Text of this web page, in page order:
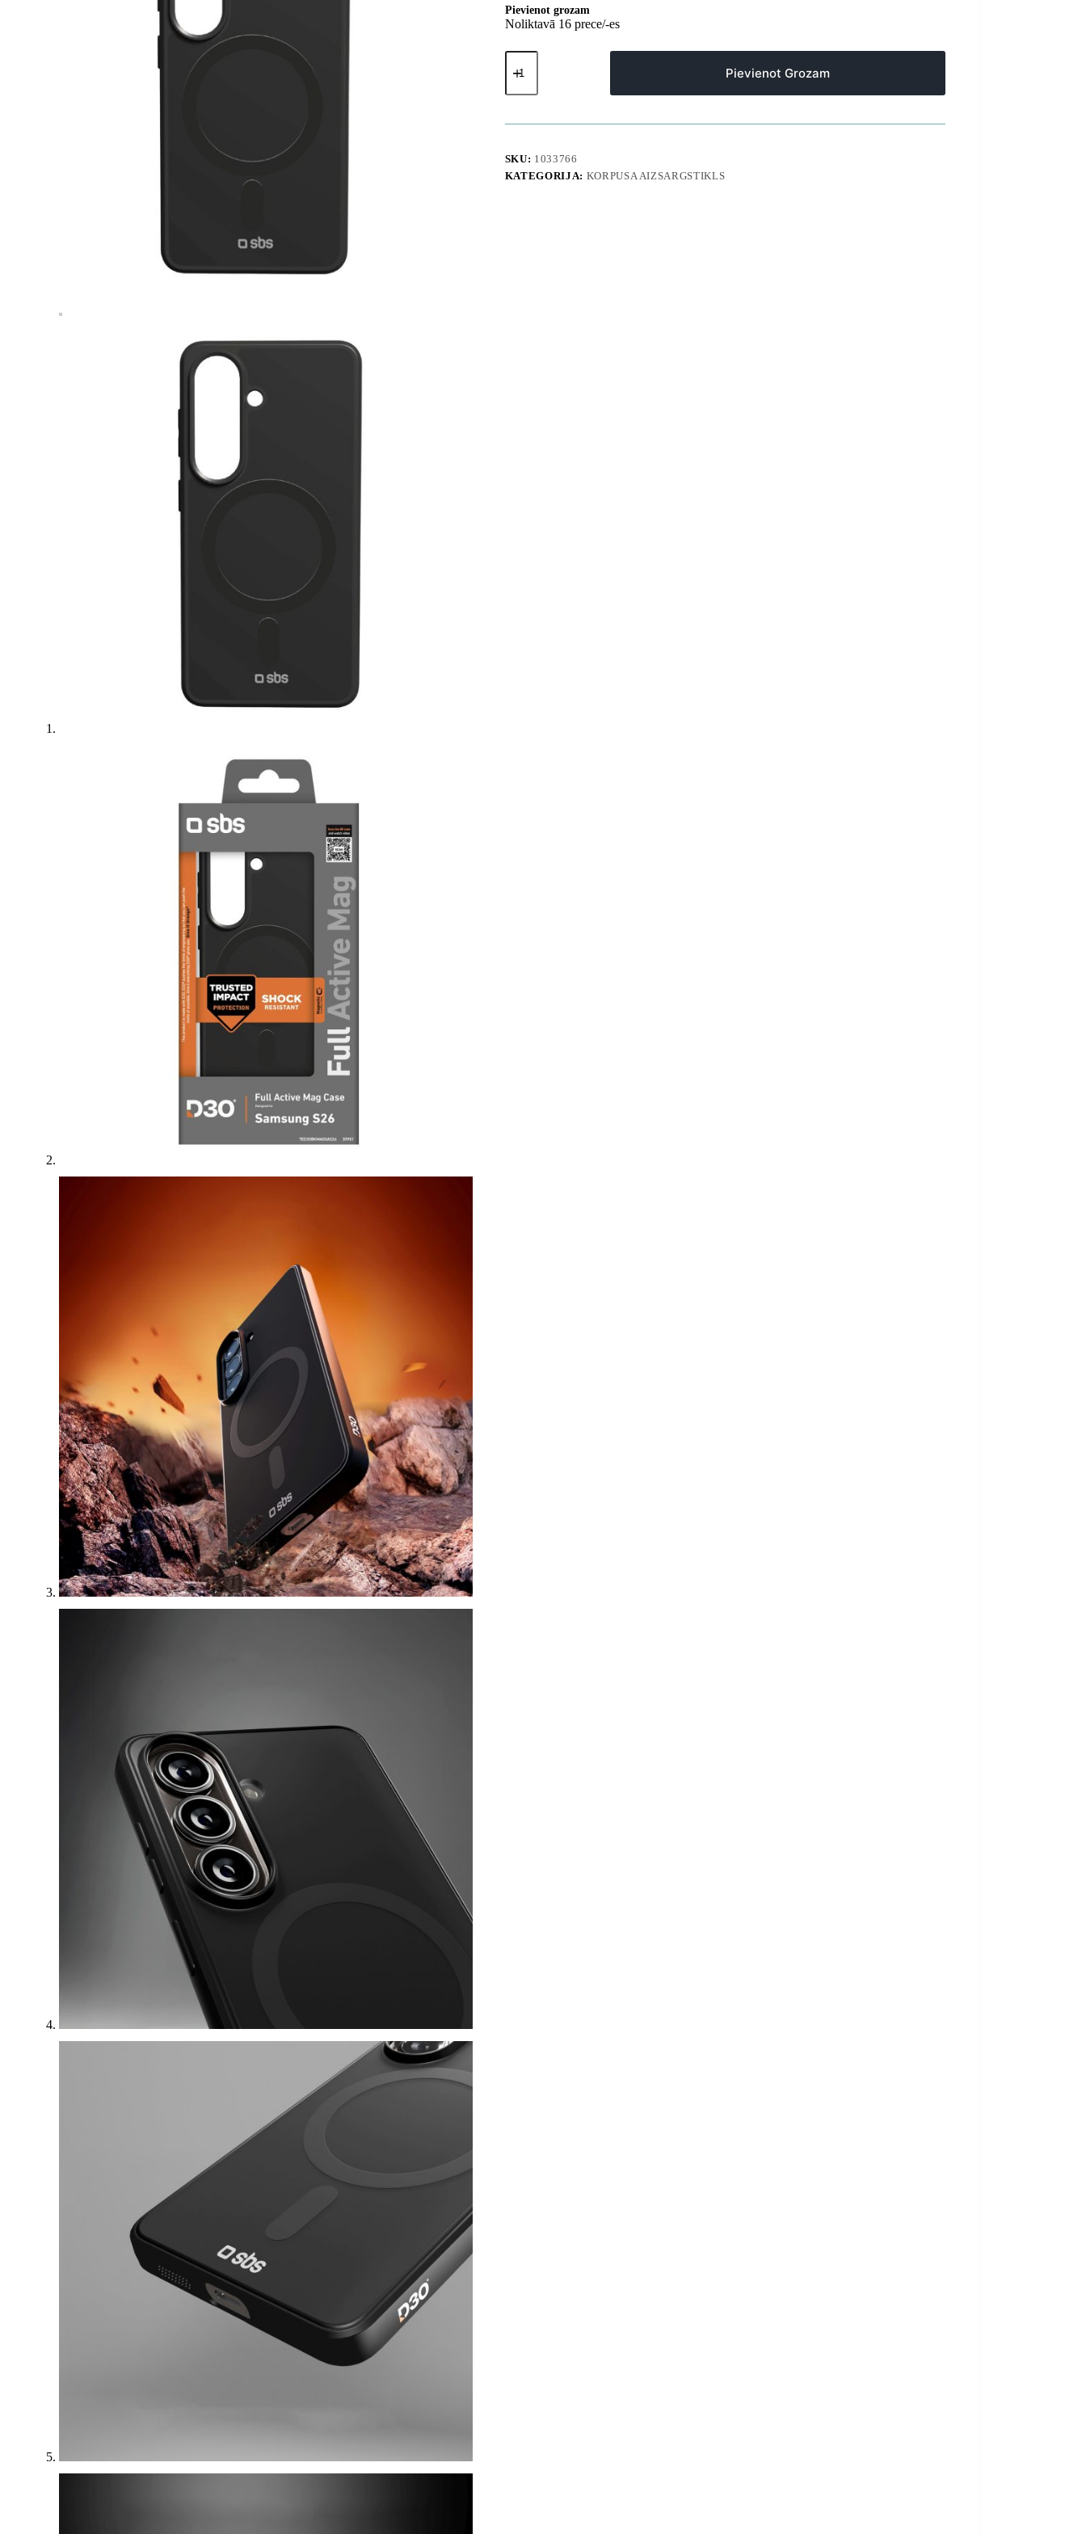
Pievienot grozam
Noliktavā 16 prece/-es
Samsung
Galaxy
pilnībā
maciņš
MagSafe
-
melns
Pievienot Grozam
SKU: 1033766
KATEGORIJA: KORPUSA AIZSARGSTIKLS